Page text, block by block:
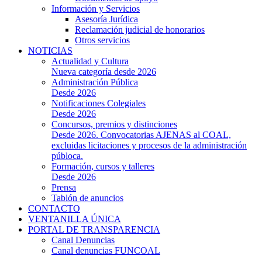
Información y Servicios
Asesoría Jurídica
Reclamación judicial de honorarios
Otros servicios
NOTICIAS
Actualidad y Cultura
Nueva categoría desde 2026
Administración Pública
Desde 2026
Notificaciones Colegiales
Desde 2026
Concursos, premios y distinciones
Desde 2026. Convocatorias AJENAS al COAL,
excluidas licitaciones y procesos de la administración
públoca.
Formación, cursos y talleres
Desde 2026
Prensa
Tablón de anuncios
CONTACTO
VENTANILLA ÚNICA
PORTAL DE TRANSPARENCIA
Canal Denuncias
Canal denuncias FUNCOAL